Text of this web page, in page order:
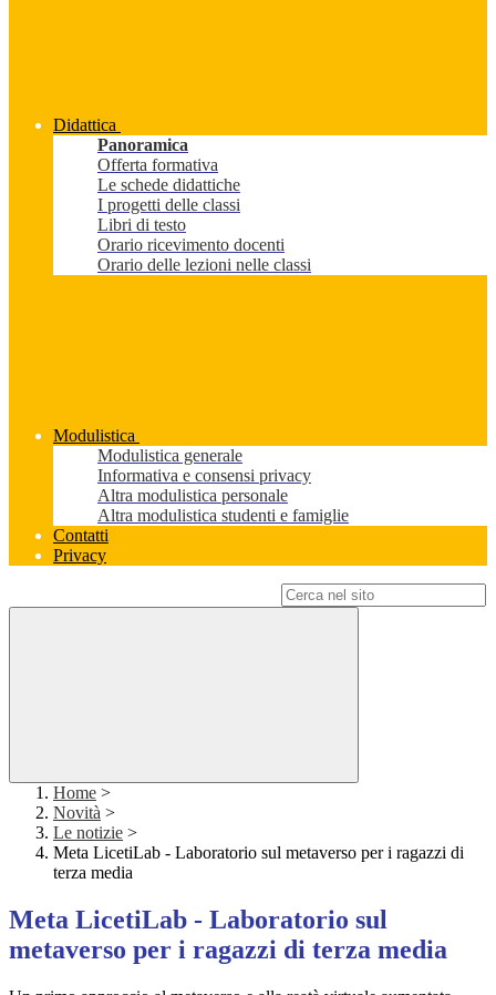
Didattica
Panoramica
Offerta formativa
Le schede didattiche
I progetti delle classi
Libri di testo
Orario ricevimento docenti
Orario delle lezioni nelle classi
Modulistica
Modulistica generale
Informativa e consensi privacy
Altra modulistica personale
Altra modulistica studenti e famiglie
Contatti
Privacy
Home >
Novità >
Le notizie >
Meta LicetiLab - Laboratorio sul metaverso per i ragazzi di
terza media
Meta LicetiLab - Laboratorio sul
metaverso per i ragazzi di terza media